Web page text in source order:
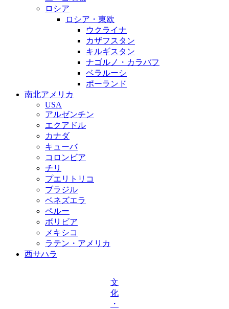
ロシア
ロシア・東欧
ウクライナ
カザフスタン
キルギスタン
ナゴルノ・カラバフ
ベラルーシ
ポーランド
南北アメリカ
USA
アルゼンチン
エクアドル
カナダ
キューバ
コロンビア
チリ
プエリトリコ
ブラジル
ベネズエラ
ペルー
ボリビア
メキシコ
ラテン・アメリカ
西サハラ
文
化
・